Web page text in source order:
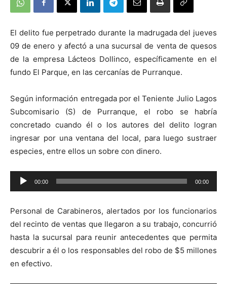
El delito fue perpetrado durante la madrugada del jueves
09 de enero y afectó a una sucursal de venta de quesos
de la empresa Lácteos Dollinco, específicamente en el
fundo El Parque, en las cercanías de Purranque.
Según información entregada por el Teniente Julio Lagos
Subcomisario (S) de Purranque, el robo se habría
concretado cuando él o los autores del delito logran
ingresar por una ventana del local, para luego sustraer
especies, entre ellos un sobre con dinero.
Reproductor
de
00:00 00:00
Personal de Carabineros, alertados por los funcionarios
del recinto de ventas que llegaron a su trabajo, concurrió
hasta la sucursal para reunir antecedentes que permita
descubrir a él o los responsables del robo de $5 millones
en efectivo.